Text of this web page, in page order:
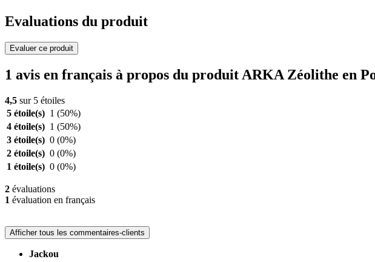
Evaluations du produit
Evaluer ce produit
1 avis en français à propos du produit ARKA Zéolithe en
4,5 sur 5 étoiles
5 étoile(s) 1 (50%)
4 étoile(s) 1 (50%)
3 étoile(s) 0 (0%)
2 étoile(s) 0 (0%)
1 étoile(s) 0 (0%)
2 évaluations
1 évaluation en français
Afficher tous les commentaires-clients
Jackou